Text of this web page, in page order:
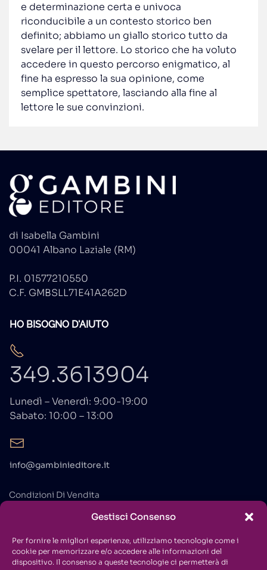
Gestisci Consenso
Per fornire le migliori esperienze, utilizziamo tecnologie come i
cookie per memorizzare e/o accedere alle informazioni del
dispositivo. Il consenso a queste tecnologie ci permetterà di
e determinazione certa e univoca
riconducibile a un contesto storico ben
definito; abbiamo un giallo storico tutto da
svelare per il lettore. Lo storico che ha voluto
accedere in questo percorso enigmatico, al
fine ha espresso la sua opinione, come
semplice spettatore, lasciando alla fine al
lettore le sue convinzioni.
di Isabella Gambini
00041 Albano Laziale (RM)
P.I. 01577210550
C.F. GMBSLL71E41A262D
HO BISOGNO D'AIUTO
349.3613904
Lunedì – Venerdì: 9:00-19:00
Sabato: 10:00 – 13:00
info@gambinieditore.it
Condizioni Di Vendita
Cookie Policy
Contatti